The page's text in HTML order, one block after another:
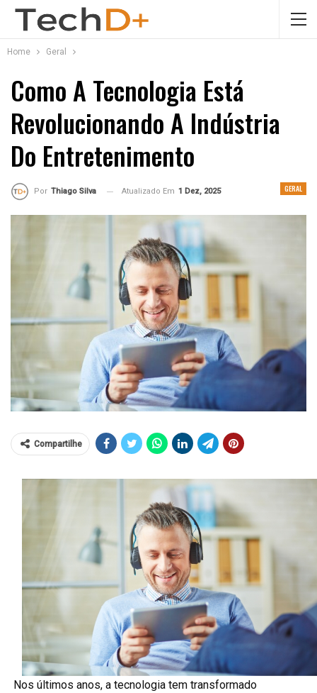
Home Geral
Como A Tecnologia Está
Revolucionando A Indústria
Do Entretenimento
GERAL
Por Thiago Silva Atualizado Em 1 Dez, 2025
Compartilhe
Nos últimos anos, a tecnologia tem transformado